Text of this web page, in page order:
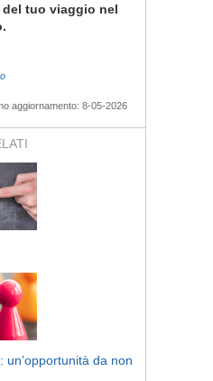
del tuo viaggio nel
aggiornamento: 8-05-2026
un’opportunità da non